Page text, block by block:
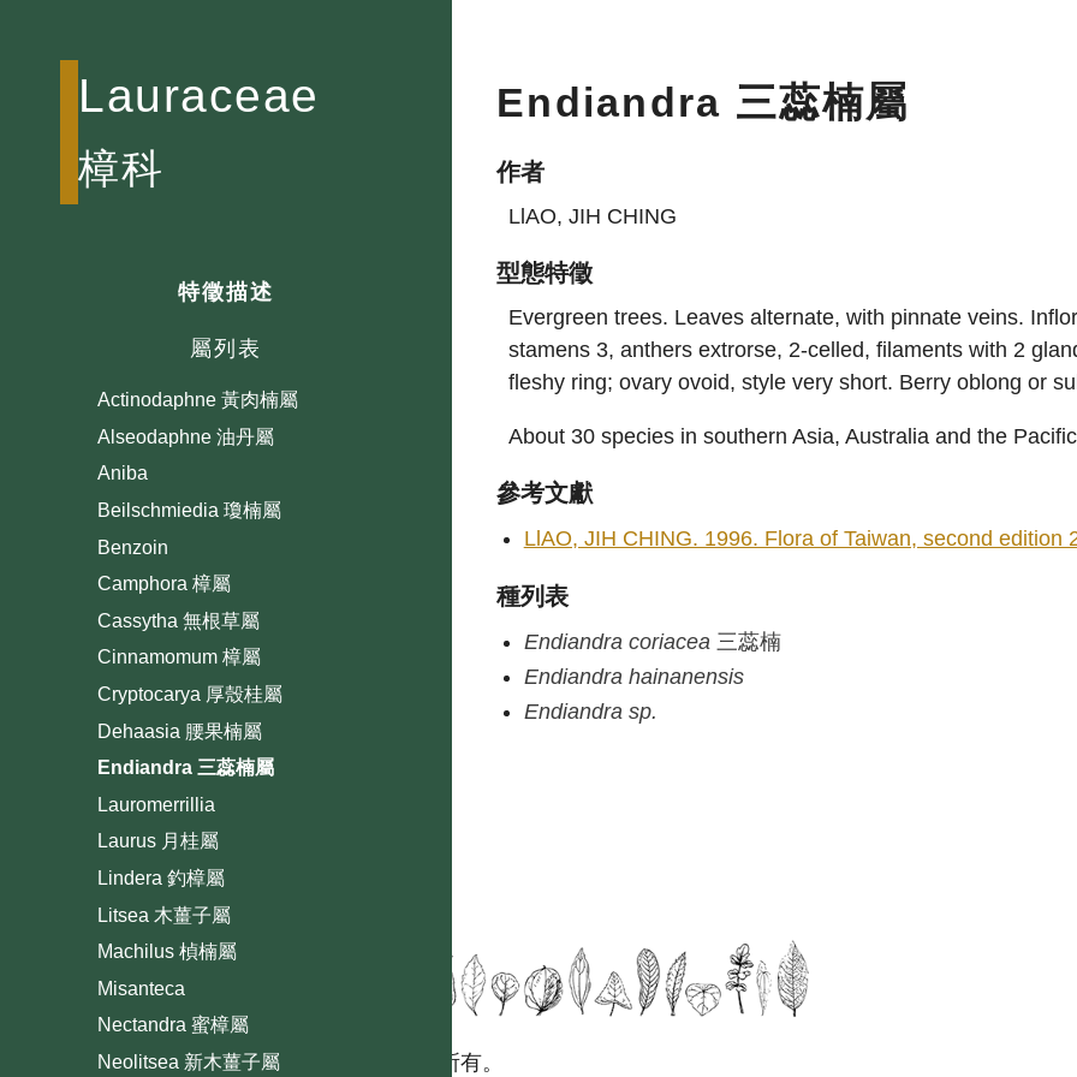
Lauraceae
樟科
特徵描述
屬列表
Actinodaphne 黃肉楠屬
Alseodaphne 油丹屬
Aniba
Beilschmiedia 瓊楠屬
Benzoin
Camphora 樟屬
Cassytha 無根草屬
Cinnamomum 樟屬
Cryptocarya 厚殼桂屬
Dehaasia 腰果楠屬
Endiandra 三蕊楠屬
Lauromerrillia
Laurus 月桂屬
Lindera 釣樟屬
Litsea 木薑子屬
Machilus 楨楠屬
Misanteca
Nectandra 蜜樟屬
Neolitsea 新木薑子屬
Endiandra 三蕊楠屬
作者
LlAO, JIH CHING
型態特徵
Evergreen trees. Leaves alternate, with pinnate veins.
stamens 3, anthers extrorse, 2-celled, filaments with 2
fleshy ring; ovary ovoid, style very short. Berry oblong or
About 30 species in southern Asia, Australia and the
參考文獻
LlAO, JIH CHING. 1996. Flora of Taiwan, second edition
種列表
Endiandra coriacea 三蕊楠
Endiandra hainanensis
Endiandra sp.
國立台灣大學生態學與演化生物學研究所 版權所有。